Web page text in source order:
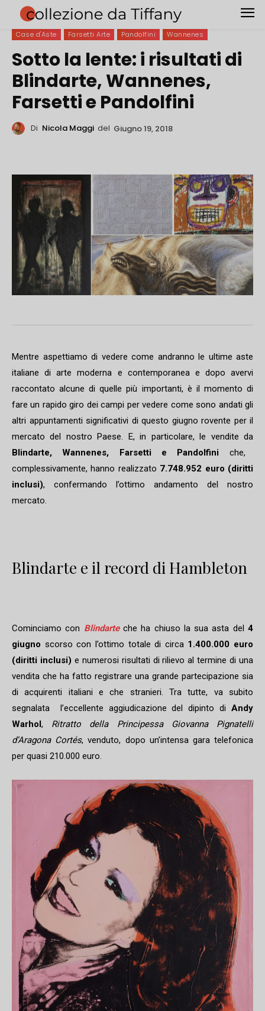
Case d'Aste Farsetti Arte Pandolfini Wannenes
Sotto la lente: i risultati di
Blindarte, Wannenes,
Farsetti e Pandolfini
Di Nicola Maggi del Giugno 19, 2018
Mentre aspettiamo di vedere come andranno le ultime aste
italiane di arte moderna e contemporanea e dopo avervi
raccontato alcune di quelle più importanti, è il momento di
fare un rapido giro dei campi per vedere come sono andati gli
altri appuntamenti significativi di questo giugno rovente per il
mercato del nostro Paese. E, in particolare, le vendite da
Blindarte, Wannenes, Farsetti e Pandolfini che,
complessivamente, hanno realizzato 7.748.952 euro (diritti
inclusi), confermando l’ottimo andamento del nostro
mercato.
Blindarte e il record di Hambleton
Cominciamo con Blindarteche ha chiuso la sua asta del4
giugno scorso con l’ottimo totale di circa 1.400.000 euro
(diritti inclusi) e numerosi risultati di rilievo al termine di una
vendita che ha fatto registrare una grande partecipazione sia
di acquirenti italiani e che stranieri. Tra tutte, va subito
segnalata l’eccellente aggiudicazione del dipinto di Andy
Warhol, Ritratto della Principessa Giovanna Pignatelli
d’Aragona Cortés, venduto, dopo un’intensa gara telefonica
per quasi 210.000 euro.